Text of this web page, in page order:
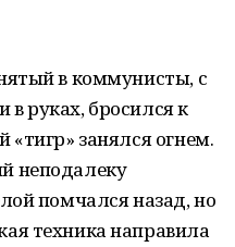
в коммунисты, с
руках, бросился к
«тигр» занялся огнем.
неподалеку
помчался назад, но
техника направила